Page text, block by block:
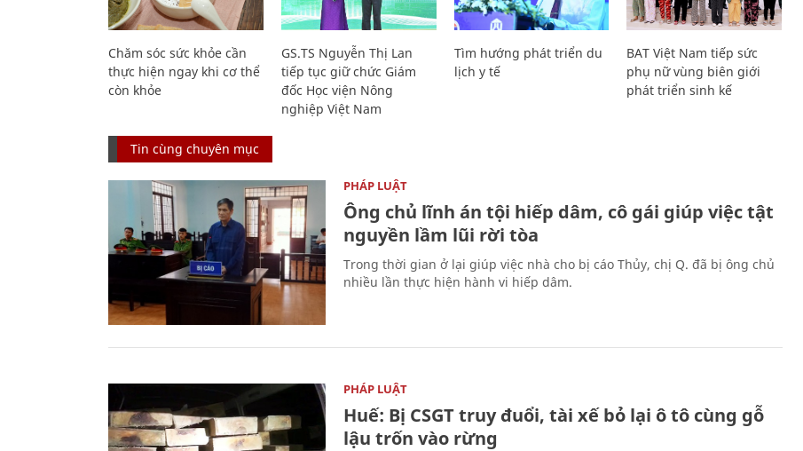
Chăm sóc sức khỏe cần
thực hiện ngay khi cơ thể
còn khỏe
GS.TS Nguyễn Thị Lan
tiếp tục giữ chức Giám
đốc Học viện Nông
nghiệp Việt Nam
Tìm hướng phát triển du
lịch y tế
BAT Việt Nam tiếp sức
phụ nữ vùng biên giới
phát triển sinh kế
Tin cùng chuyên mục
PHÁP LUẬT
Ông chủ lĩnh án tội hiếp dâm, cô gái giúp việc tật
nguyền lầm lũi rời tòa
Trong thời gian ở lại giúp việc nhà cho bị cáo Thủy, chị Q. đã bị ông chủ
nhiều lần thực hiện hành vi hiếp dâm.
PHÁP LUẬT
Huế: Bị CSGT truy đuổi, tài xế bỏ lại ô tô cùng gỗ
lậu trốn vào rừng